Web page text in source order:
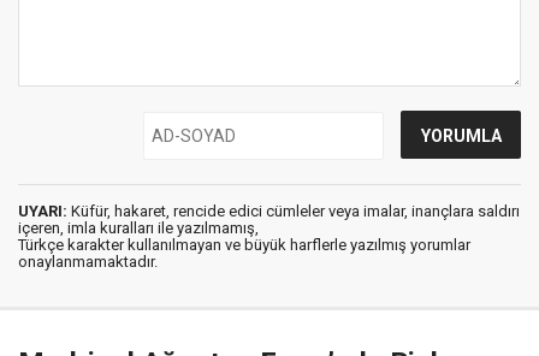
UYARI: Küfür, hakaret, rencide edici cümleler veya imalar, inançlara saldırı
içeren, imla kuralları ile yazılmamış,
Türkçe karakter kullanılmayan ve büyük harflerle yazılmış yorumlar
onaylanmamaktadır.